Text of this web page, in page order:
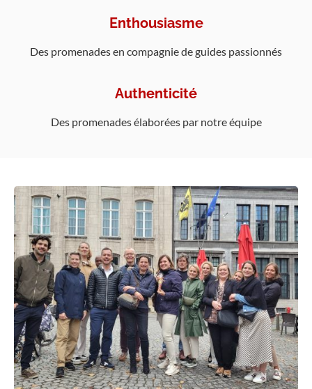
Enthousiasme
Des promenades en compagnie de guides passionnés
Authenticité
Des promenades élaborées par notre équipe